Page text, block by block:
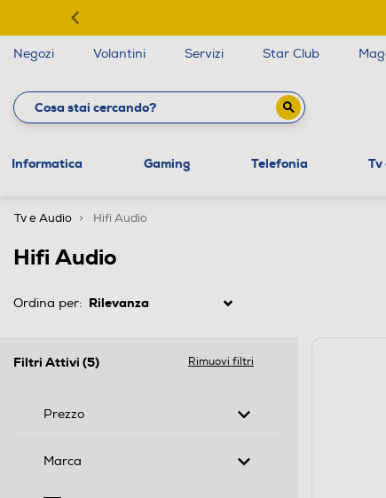
Negozi Volantini Servizi Star Club
Informatica Gaming Telefonia Tv
Tv e Audio Hifi Audio
Hifi Audio
Ordina per:
Filtri Attivi (5) Rimuovi filtri
Prezzo
Marca